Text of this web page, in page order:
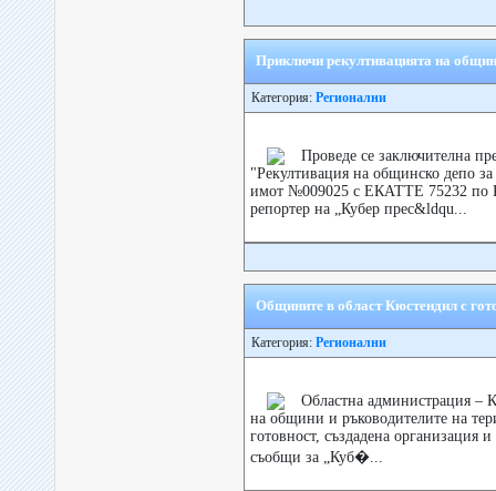
Приключи рекултивацията на
Категория: Регионални
Проведе се заключителна
"Рекултивация на общинско депо
имот №009025 с ЕКАТТЕ 75232 по
репортер на „Кубер прес&ldqu...
Общините в област Кюстендил с
Категория: Регионални
Областна администрация –
на общини и ръководителите на
готовност, създадена организация
съобщи за „Куб�...